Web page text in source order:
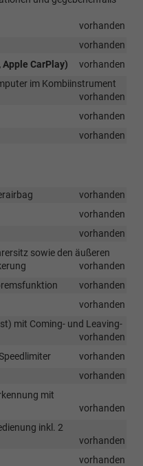
vorhanden
vorhanden
CarPlay)
vorhanden
im Kombiinstrument
vorhanden
vorhanden
vorhanden
vorhanden
vorhanden
vorhanden
sowie den äußeren
vorhanden
vorhanden
vorhanden
mit Coming- und Leaving-
vorhanden
vorhanden
vorhanden
mit
vorhanden
inkl. 2
vorhanden
vorhanden